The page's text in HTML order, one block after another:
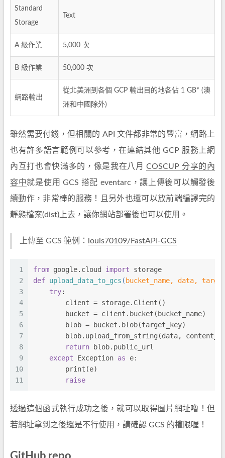
Standard
Storage
Text
A 級作業 5,000 次
B 級作業 50,000 次
網路輸出
從北美洲到各個 GCP 輸出目的地各佔 1 GB* (澳
洲和中國除外)
雖然需要付錢，但相關的 API 文件都非常的豐富，網路上
也有許多語言範例可以參考，在連結其他 GCP 服務上網
內互打也會快滿多的，像是我在八月COSCUP 分享的內
容中就是使用 GCS 搭配 eventarc，讓上傳後可以觸發後
續動作，非常棒的服務！且另外也還可以放前端編譯完的
靜態檔案(dist)上去，讓你網站部署後也可以使用。
上傳至 GCS 範例： louis70109/FastAPI-GCS
1
2
3
4
5
6
7
8
9
10
11
from google.cloud import storage
def upload_data_to_gcs ( bucket_name, data,
try:
        client = storage.Client()
        bucket = client.bucket(bucket_name)
        blob = bucket.blob(target_key)
blob.upload_from_string(data,
return blob.public_url
except Exception as e:
        print(e)
raise
透過這個函式執行成功之後，就可以取得圖片網址嚕！但
若網址拿到之後還是不行使用，請確認 GCS 的權限喔！